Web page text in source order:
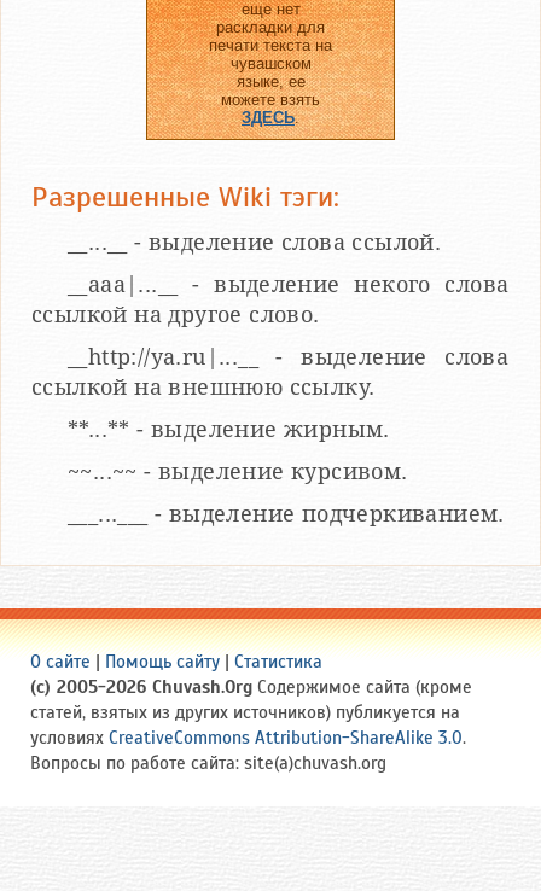
еще нет
раскладки для
печати текста на
чувашском
языке, ее
можете взять
ЗДЕСЬ.
Разрешенные Wiki тэги:
__...__ - выделение слова ссылой.
__aaa|...__ - выделение некого слова
ссылкой на другое слово.
__http://ya.ru|...__ - выделение слова
ссылкой на внешнюю ссылку.
**...** - выделение жирным.
~~...~~ - выделение курсивом.
___...___ - выделение подчеркиванием.
О сайте | Помощь сайту | Статистика
(c) 2005-2026 Chuvash.Org Содержимое сайта (кроме
статей, взятых из других источников) публикуется на
условиях CreativeCommons Attribution-ShareAlike 3.0.
Вопросы по работе сайта: site(a)chuvash.org